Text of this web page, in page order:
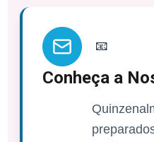
📧
Conheça a